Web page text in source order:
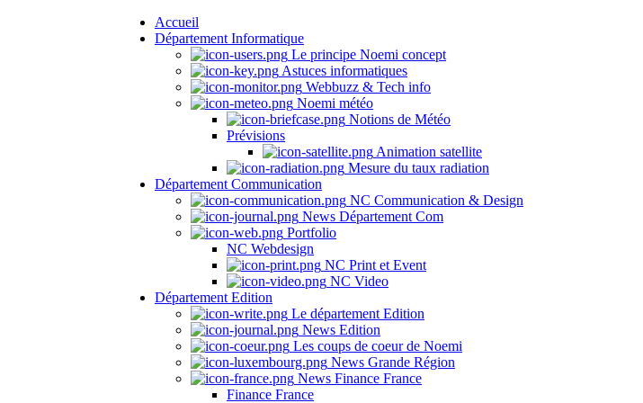
Accueil
Département Informatique
Le principe Noemi concept
Astuces informatiques
Webbuzz & Tech info
Noemi météo
Notions de Météo
Prévisions
Animation satellite
Mesure du taux radiation
Département Communication
NC Communication & Design
News Département Com
Portfolio
NC Webdesign
NC Print et Event
NC Video
Département Edition
Le département Edition
News Edition
Les coups de coeur de Noemi
News Grande Région
News Finance France
Finance France